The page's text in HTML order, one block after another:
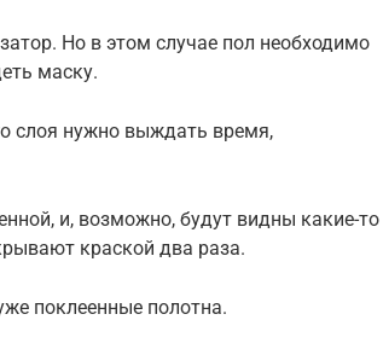
Но в этом случае пол необходимо
маску.
слоя нужно выждать время,
и, возможно, будут видны какие-то
краской два раза.
поклеенные полотна.